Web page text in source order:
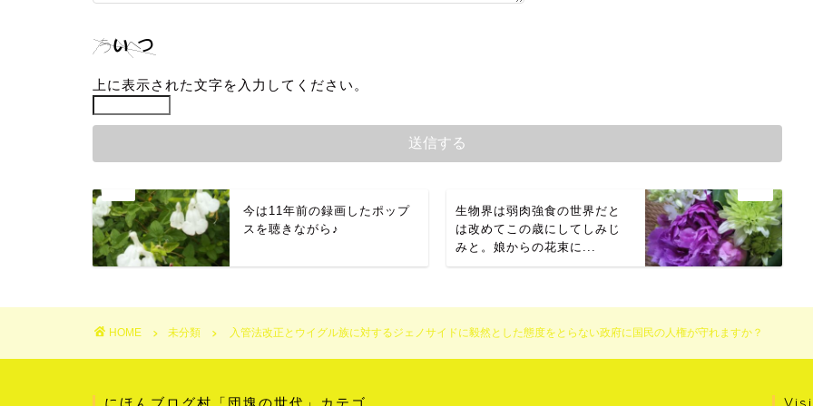
上に表示された文字を入力してください。
今は11年前の録画したポップ
スを聴きながら♪
生物界は弱肉強食の世界だと
は改めてこの歳にしてしみじ
みと。娘からの花束に...
HOME 未分類 入管法改正とウイグル族に対するジェノサイドに毅然とした態度をとらない政府に国民の人権が守れますか？